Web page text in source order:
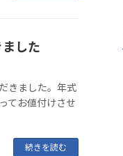
した
きました。年式
てお値付けさせ
続きを読む